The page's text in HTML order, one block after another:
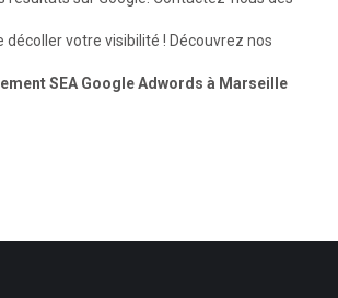
votre visibilité ! Découvrez nos
SEA Google Adwords à Marseille